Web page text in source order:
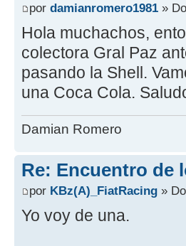
por damianromero1981 »
Hola muchachos,
colectora Gral Paz
pasando la Shell.
una Coca Cola.
Damian Romero
Re: Encuentro de
por KBz(A)_FiatRacing »
Yo voy de una.